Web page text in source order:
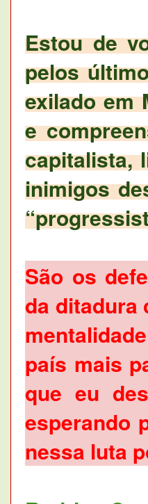
Estou de
pelos
exilado em
e
capitalista,
inimigos
São os
da ditadura
país mais
que eu
esperando
nessa luta